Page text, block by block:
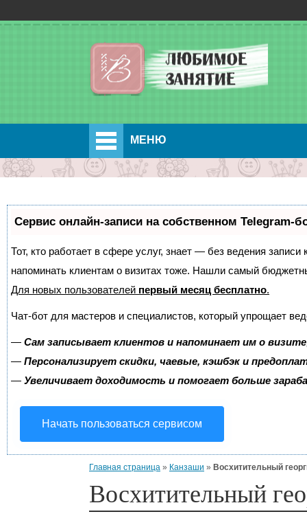
МЕНЮ
Сервис онлайн-записи на собственном Telegram-
Тот, кто работает в сфере услуг, знает — без ведения
напоминать клиентам о визитах тоже. Нашли самый
Для новых пользователей первый месяц бесплатно.
Чат-бот для мастеров и специалистов, который упрощает
— Сам записывает клиентов и напоминает им о
— Персонализирует скидки, чаевые, кэшбэк и
— Увеличивает доходимость и помогает больше
Начать пользоваться сервисом
Главная страница » Канзаши » Восхитительный
Восхитительный